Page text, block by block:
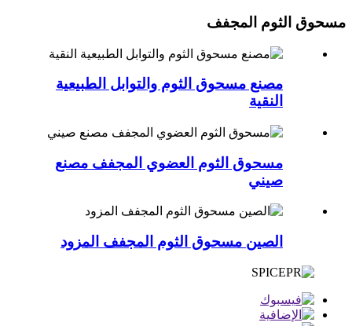
مسحوق الثوم المجفف
مصنع مسحوق الثوم والتوابل الطبيعية
النقية
مسحوق الثوم العضوي المجفف مصنع
صيني
الصين مسحوق الثوم المجفف المزود